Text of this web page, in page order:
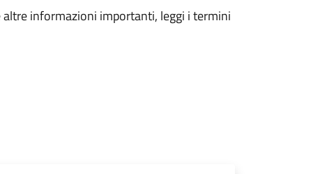
informazioni importanti, leggi i termini